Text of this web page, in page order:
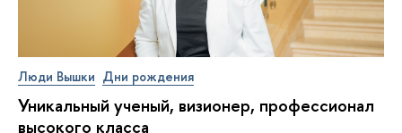
Люди Вышки Дни рождения
Уникальный ученый, визионер, про­фес­си­о­нал
высокого класса